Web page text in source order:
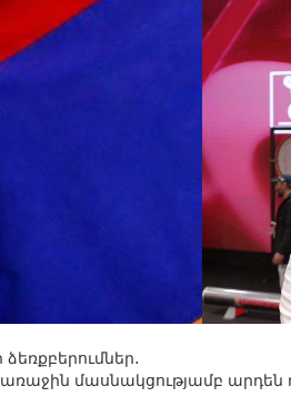
մասնակցությամբ